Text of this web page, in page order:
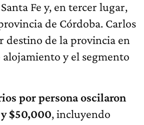
Fe y, en tercer lugar,
de Córdoba. Carlos
destino de la provincia en
y el segmento
por persona oscilaron
$50,000, incluyendo